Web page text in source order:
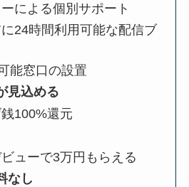
による個別サポート
24時間利用可能な配信ブ
能窓口の設置
見込める
100%還元
ューで3万円もらえる
なし